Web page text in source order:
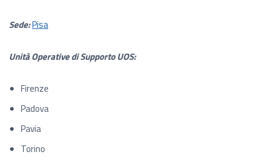
Sede:Pisa
Unità Operative di Supporto UOS:
Firenze
Padova
Pavia
Torino